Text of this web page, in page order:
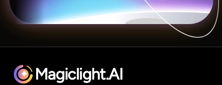
Magiclight.AI